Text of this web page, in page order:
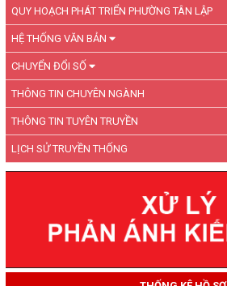
QUY HOẠCH PHÁT TRIỂN PHƯỜNG TÂN LẬP
HỆ THỐNG VĂN BẢN
CHUYỂN ĐỔI SỐ
THÔNG TIN CHUYÊN NGÀNH
THÔNG TIN TUYÊN TRUYỀN
LỊCH SỬ TRUYỀN THỐNG